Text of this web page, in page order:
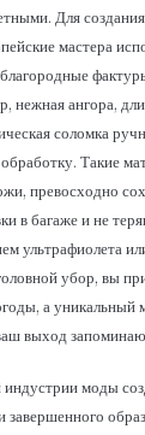
Для
мастера
нежная ангора,
соломка
Такие
превосходно
в багаже и не
ультрафиолета
убор, вы
а уникальный
выход
моды
завершенного